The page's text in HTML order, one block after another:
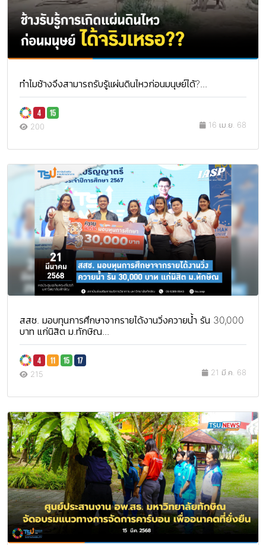
ทำไมช้างจึงสามารถรับรู้แผ่นดินไหวก่อนมนุษย์ได้?...
200 16 เม.ย. 68
สสช. มอบทุนการศึกษาจากรายได้งานวิ่งควายน้ำ รัน 30,000
บาท แก่นิสิต ม.ทักษิณ...
215 21 มี.ค. 68